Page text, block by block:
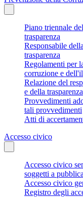
Piano triennale
trasparenza
Responsabile
trasparenza
Regolamenti per
corruzione e
Relazione del
e della trasparenza
Provvedimenti
tali provvedimenti
Atti di
Accesso civico
Accesso civico
soggetti a
Accesso civico
Registro degli